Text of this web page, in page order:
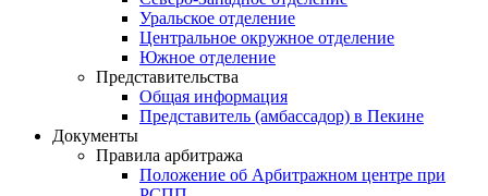
Уральское отделение
Центральное окружное отделение
Южное отделение
Представительства
Общая информация
Представитель (амбассадор) в Пекине
Документы
Правила арбитража
Положение об Арбитражном центре при